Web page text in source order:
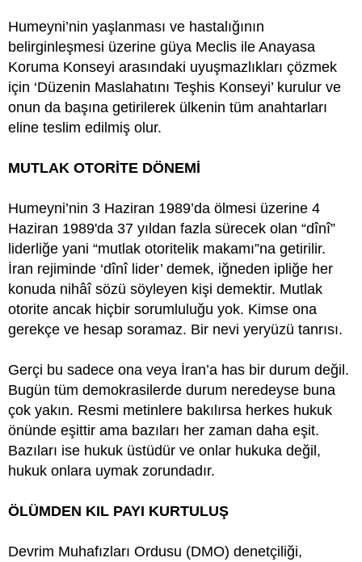
Humeyni’nin yaşlanması ve hastalığının
belirginleşmesi üzerine güya Meclis ile Anayasa
Koruma Konseyi arasındaki uyuşmazlıkları çözmek
için ‘Düzenin Maslahatını Teşhis Konseyi’ kurulur ve
onun da başına getirilerek ülkenin tüm anahtarları
eline teslim edilmiş olur.
MUTLAK OTORİTE DÖNEMİ
Humeyni’nin 3 Haziran 1989’da ölmesi üzerine 4
Haziran 1989'da 37 yıldan fazla sürecek olan “dînî”
liderliğe yani “mutlak otoritelik makamı”na getirilir.
İran rejiminde ‘dînî lider’ demek, iğneden ipliğe her
konuda nihâî sözü söyleyen kişi demektir. Mutlak
otorite ancak hiçbir sorumluluğu yok. Kimse ona
gerekçe ve hesap soramaz. Bir nevi yeryüzü tanrısı.
Gerçi bu sadece ona veya İran’a has bir durum değil.
Bugün tüm demokrasilerde durum neredeyse buna
çok yakın. Resmi metinlere bakılırsa herkes hukuk
önünde eşittir ama bazıları her zaman daha eşit.
Bazıları ise hukuk üstüdür ve onlar hukuka değil,
hukuk onlara uymak zorundadır.
ÖLÜMDEN KIL PAYI KURTULUŞ
Devrim Muhafızları Ordusu (DMO) denetçiliği,